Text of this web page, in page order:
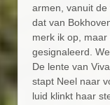
armen, vanuit de
dat van
merk ik op,
gesignaleerd.
De lente van
stapt Neel naar
luid klinkt haar